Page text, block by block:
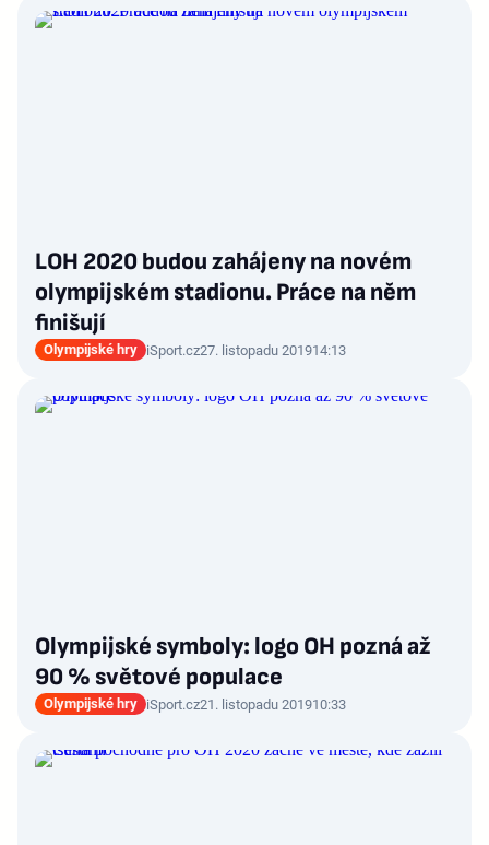
LOH 2020 budou zahájeny na novém
olympijském stadionu. Práce na něm
finišují
Olympijské hry iSport.cz27. listopadu 201914:13
Olympijské symboly: logo OH pozná až
90 % světové populace
Olympijské hry iSport.cz21. listopadu 201910:33